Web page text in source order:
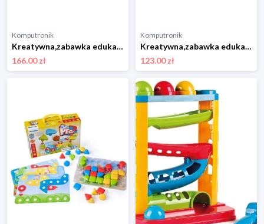
Komputronik
Kreatywna,zabawka edukacyjna,zestaw artystyczny Miniland Educational Tworzenie Mandali MLZ75011
166.00 zł
Komputronik
Kreatywna,zabawka edukacyjna,zestaw artystyczny Miniland Educational Zestaw Do Nawlekania MLZ75010
123.00 zł